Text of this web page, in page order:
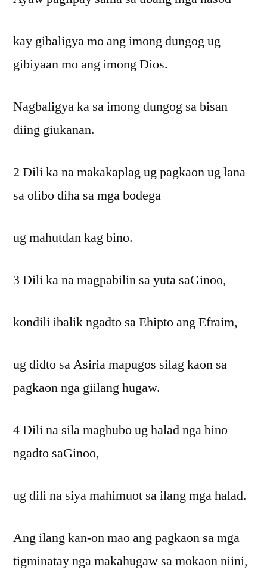
kay gibaligya mo ang imong dungog ug
gibiyaan mo ang imong Dios.
Nagbaligya ka sa imong dungog sa bisan
diing giukanan.
2 Dili ka na makakaplag ug pagkaon ug lana
sa olibo diha sa mga bodega
ug mahutdan kag bino.
3 Dili ka na magpabilin sa yuta saGinoo,
kondili ibalik ngadto sa Ehipto ang Efraim,
ug didto sa Asiria mapugos silag kaon sa
pagkaon nga giilang hugaw.
4 Dili na sila magbubo ug halad nga bino
ngadto saGinoo,
ug dili na siya mahimuot sa ilang mga halad.
Ang ilang kan-on mao ang pagkaon sa mga
tigminatay nga makahugaw sa mokaon niini,